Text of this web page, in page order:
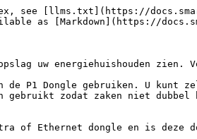
see [llms.txt](https://
as [Markdown](https://
uw energiehuishouden
de P1 Dongle gebruiken. U
gebruikt zodat zaken niet dubbel
of Ethernet dongle en is